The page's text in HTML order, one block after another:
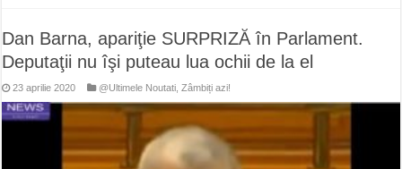
Dan Barna, apariţie SURPRIZĂ în Parlament.
Deputaţii nu îşi puteau lua ochii de la el
23 aprilie 2020 @Ultimele Noutati ,Zâmbiți azi!